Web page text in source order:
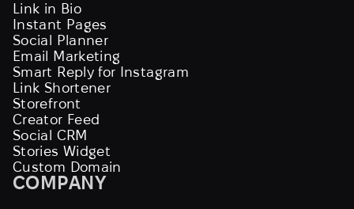
Link in Bio
Instant Pages
Social Planner
Email Marketing
Smart Reply for Instagram
Link Shortener
Storefront
Creator Feed
Social CRM
Stories Widget
Custom Domain
COMPANY